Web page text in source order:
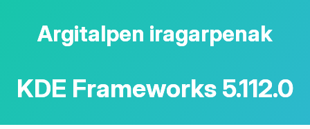
Argitalpen iragarpenak
KDE Frameworks 5.112.0